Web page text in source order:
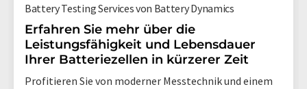
Battery Testing Services von Battery Dynamics
Erfahren Sie mehr über die
Leistungsfähigkeit und Lebensdauer
Ihrer Batteriezellen in kürzerer Zeit
Profitieren Sie von moderner Messtechnik und einem